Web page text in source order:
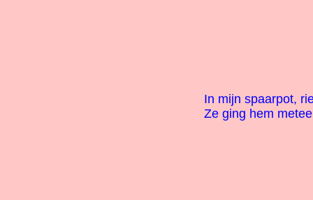
In mijn spaarpot,
Ze ging hem